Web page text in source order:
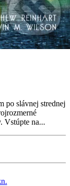
po slávnej strednej
Vstúpte na...